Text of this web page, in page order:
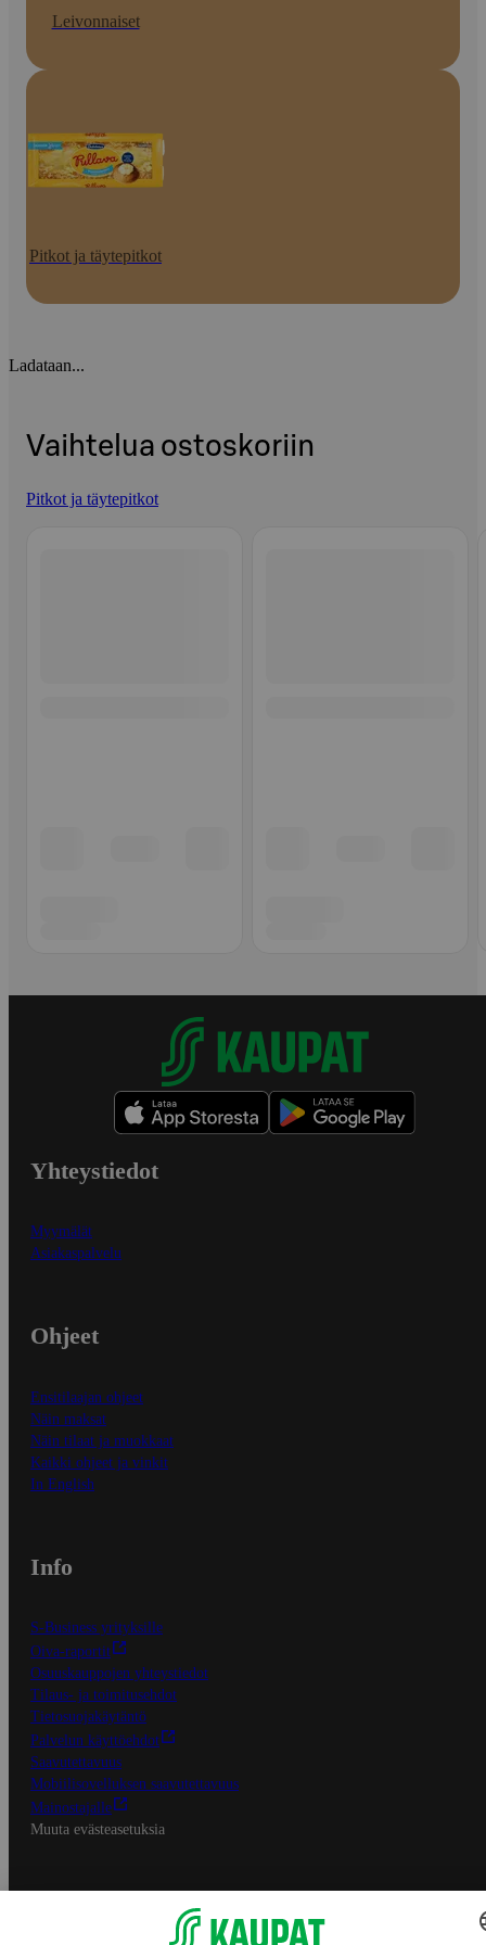
Leivonnaiset
Pitkot ja täytepitkot
Ladataan...
Vaihtelua ostoskoriin
Pitkot ja täytepitkot
Yhteystiedot
Myymälät
Asiakaspalvelu
Ohjeet
Ensitilaajan ohjeet
Näin maksat
Näin tilaat ja muokkaat
Kaikki ohjeet ja vinkit
In English
Info
S-Business yrityksille
Oiva-raportit
Osuuskauppojen yhteystiedot
Tilaus- ja toimitusehdot
Tietosuojakäytäntö
Palvelun käyttöehdot
Saavutettavuus
Mobiilisovelluksen saavutettavuus
Mainostajalle
Muuta evästeasetuksia
S-ryhmän palvelut